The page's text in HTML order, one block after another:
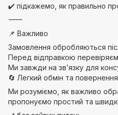
✔️ підкажемо, як правильно
⸻
📌 Важливо
Замовлення обробляються
Перед відправкою
Ми завжди на зв’язку для
🔄 Легкий обмін та повернення
Ми розуміємо, як важливо
пропонуємо простий та